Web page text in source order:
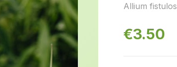
Allium
€3.50